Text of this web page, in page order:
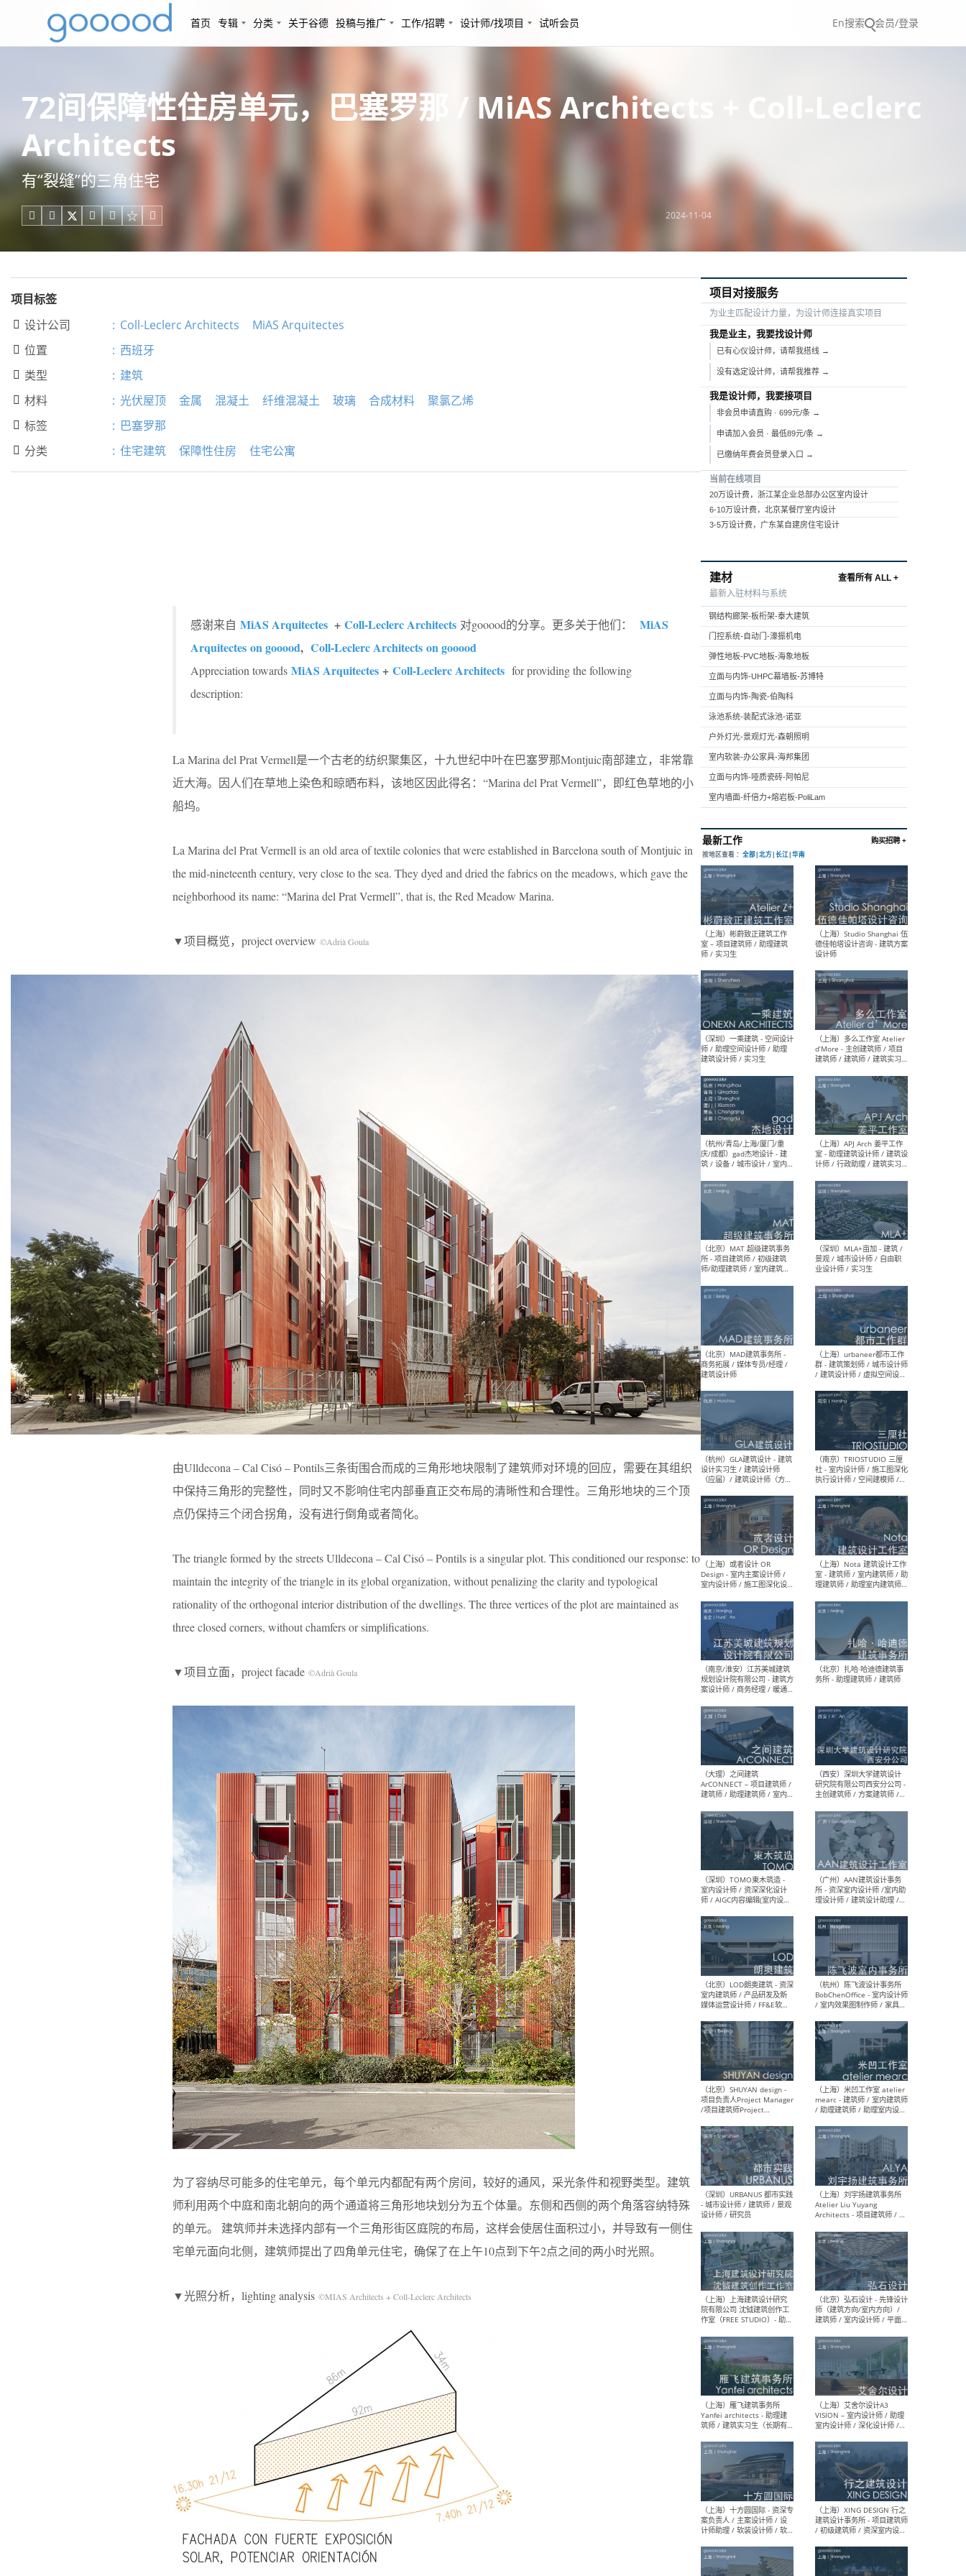
首页 专辑 分类 关于谷德 投稿与推广 工作/招聘 设计师/找项目 试听会员 En搜索 会员/登录
72间保障性住房单元，巴塞罗那 / MiAS Architects + Coll-Leclerc
Architects
有“裂缝”的三角住宅
     2024-11-04
项目标签
 设计公司 : Coll-Leclerc Architects MiAS Arquitectes
 位置 : 西班牙
 类型 : 建筑
 材料 : 光伏屋顶 金属 混凝土 纤维混凝土 玻璃 合成材料 聚氯乙烯
 标签 : 巴塞罗那
 分类 : 住宅建筑 保障性住房 住宅公寓
感谢来自 MiAS Arquitectes + Coll-Leclerc Architects 对gooood的分享。更多关于他们：
MiAS
Arquitectes on gooood, Coll-Leclerc Architects on gooood
Appreciation towards MiAS Arquitectes + Coll-Leclerc Architects for providing the following
description:
La Marina del Prat Vermell是一个古老的纺织聚集区，十九世纪中叶在巴塞罗那Montjuic南部建立，非常靠
近大海。因人们在草地上染色和晾晒布料，该地区因此得名：“Marina del Prat Vermell”，即红色草地的小
船坞。
La Marina del Prat Vermell is an old area of textile colonies that were established in Barcelona south of Montjuic in
the mid-nineteenth century, very close to the sea. They dyed and dried the fabrics on the meadows, which gave the
neighborhood its name: “Marina del Prat Vermell”, that is, the Red Meadow Marina.
▼项目概览，project overview ©Adrià Goula
由Ulldecona – Cal Cisó – Pontils三条街围合而成的三角形地块限制了建筑师对环境的回应，需要在其组织
中保持三角形的完整性，同时又不影响住宅内部垂直正交布局的清晰性和合理性。三角形地块的三个顶
点仍保持三个闭合拐角，没有进行倒角或者简化。
The triangle formed by the streets Ulldecona – Cal Cisó – Pontils is a singular plot. This conditioned our response: to
maintain the integrity of the triangle in its global organization, without penalizing the clarity and typological
rationality of the orthogonal interior distribution of the dwellings. The three vertices of the plot are maintained as
three closed corners, without chamfers or simplifications.
▼项目立面，project facade ©Adrià Goula
为了容纳尽可能多的住宅单元，每个单元内都配有两个房间，较好的通风，采光条件和视野类型。建筑
师利用两个中庭和南北朝向的两个通道将三角形地块划分为五个体量。东侧和西侧的两个角落容纳特殊
的单元。 建筑师并未选择内部有一个三角形街区庭院的布局，这样会使居住面积过小，并导致有一侧住
宅单元面向北侧，建筑师提出了四角单元住宅，确保了在上午10点到下午2点之间的两小时光照。
▼光照分析，lighting analysis ©MIAS Architects + Coll-Leclerc Architects
项目对接服务
为业主匹配设计力量，为设计师连接真实项目
我是业主，我要找设计师
已有心仪设计师，请帮我搭线 →
没有选定设计师，请帮我推荐 →
我是设计师，我要接项目
非会员申请直购 · 699元/条 →
申请加入会员 · 最低89元/条 →
已缴纳年费会员登录入口 →
当前在线项目
20万设计费，浙江某企业总部办公区室内设计
6-10万设计费，北京某餐厅室内设计
3-5万设计费，广东某自建房住宅设计
建材
查看所有 ALL +
最新入驻材料与系统
钢结构廊架-板桁架-泰大建筑
门控系统-自动门-濠振机电
弹性地板-PVC地板-海象地板
立面与内饰-UHPC幕墙板-苏博特
立面与内饰-陶瓷-伯陶科
泳池系统-装配式泳池-诺亚
户外灯光-景观灯光-森朝照明
室内软装-办公家具-海邦集团
立面与内饰-哑质瓷砖-阿帕尼
室内墙面-纤倍力+熔岩板-PoliLam
最新工作
按地区查看 ：全部|北方|长江
（上海）彬蔚致正建筑工作
室 – 项目建筑师 / 助理建筑
师 / 实习生
（深圳）一乘建筑 - 空间设计
师 / 助理空间设计师 / 助理
建筑设计师 / 实习生
（杭州/青岛/上海/厦门/重
庆/成都）gad杰地设计 - 建
筑 / 设备 / 城市设计 / 室内 /
幕墙 / BIM / 成本 / 工程 / 运
营 / 品牌 / 观点views / 实习
等
（北京）MAT 超级建筑事务
所 - 项目建筑师 / 初级建筑
师/助理建筑师 / 室内建筑师
（北京）MAD建筑事务所 -
商务拓展 / 媒体专员/经理 /
设计实习生 / 建筑设计师
（应届）/ 建筑设计师（方案
设计）/ 建筑设计师（施工
图）/ 结构设计师 / 给排水设
计师
（上海）或者设计 OR
Design - 室内主案设计师 /
室内设计师 / 施工图深化设
计师 / 室内设计助理 / 新媒
体运营
（南京/淮安）江苏美城建筑
规划设计院有限公司 - 建筑方
案设计师 / 商务经理 / 暖通
设计师 / 造价工程师
（大理）之间建筑
ArCONNECT – 项目建筑师 /
建筑师 / 助理建筑师 / 室内
设计师 / 实习生
（深圳）TOMO東木筑造 -
室内设计师 / 资深深化设计
师 / AIGC内容编辑(室内设计
方向) / 照明设计师 / 软装设
计师
（北京）LOD朗奥建筑 - 资深
室内建筑师 / 产品研发及新
设计师 / 深化设计师 / 实习
（北京）SHUYAN design -
项目负责人Project Manager
/项目建筑师Project
Architect / 助理建筑师
Assistant Architect / 创始
人助理Founder's Assistant
/ 实习生Intern
（深圳）URBANUS 都市实践
- 城市设计师 / 建筑师 / 景观